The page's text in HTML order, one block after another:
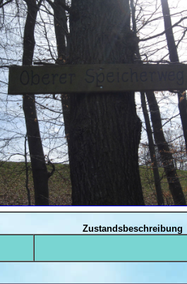
Zustandsbeschreibung